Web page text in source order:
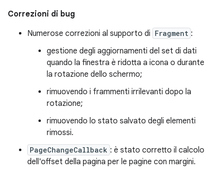
Correzioni di bug
Numerose correzioni al supporto di Fragment :
gestione degli aggiornamenti del set di dati
quando la finestra è ridotta a icona o durante
la rotazione dello schermo;
rimuovendo i frammenti irrilevanti dopo la
rotazione;
rimuovendo lo stato salvato degli elementi
rimossi.
PageChangeCallback : è stato corretto il calcolo
dell'offset della pagina per le pagine con margini.